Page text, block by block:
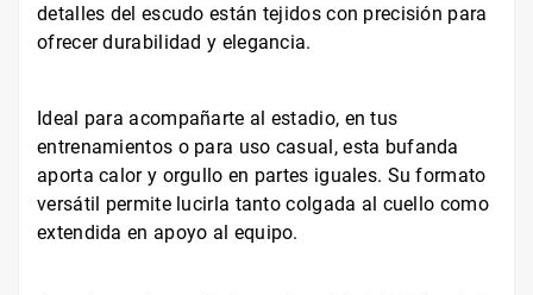
detalles del escudo están tejidos con precisión para
ofrecer durabilidad y elegancia.
Ideal para acompañarte al estadio, en tus
entrenamientos o para uso casual, esta bufanda
aporta calor y orgullo en partes iguales. Su formato
versátil permite lucirla tanto colgada al cuello como
extendida en apoyo al equipo.